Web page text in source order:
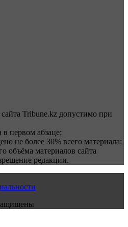
Tribune.kz допустимо при
первом абзаце;
не более 30% всего материала;
объёма материалов сайта
редакции.